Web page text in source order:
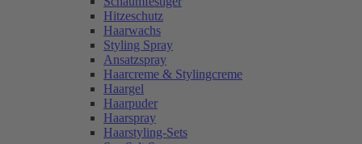
Hitzeschutz
Haarwachs
Styling Spray
Ansatzspray
Haarcreme & Stylingcreme
Haargel
Haarpuder
Haarspray
Haarstyling-Sets